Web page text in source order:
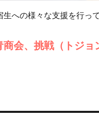
生への様々な支援を行っ
商会、挑戦（トジョ